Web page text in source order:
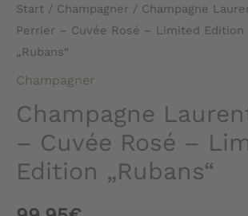
Start / Champagner / Champagne
Perrier – Cuvée Rosé – Limited Edition
„Rubans“
Champagner
Champagne
– Cuvée Rosé –
Edition „Rubans“